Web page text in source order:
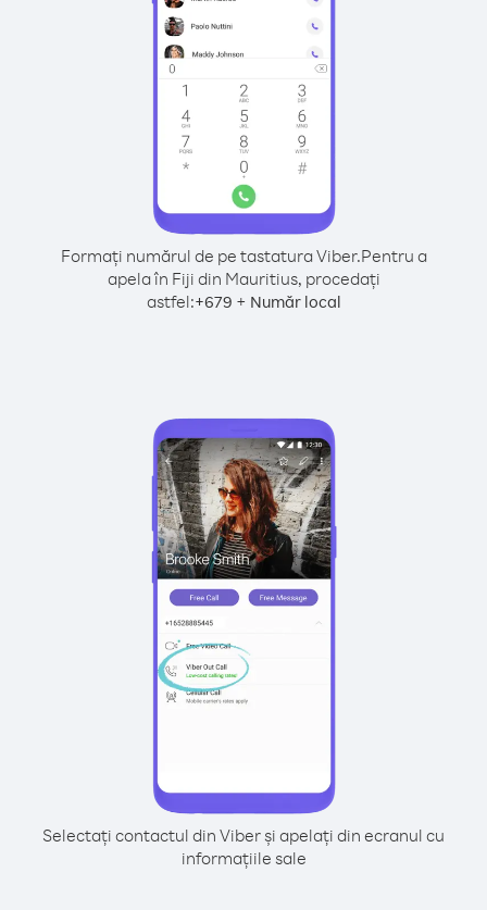
Formați numărul de pe tastatura Viber.Pentru a
apela în Fiji din Mauritius, procedați
astfel:+679 + Număr local
Selectați contactul din Viber și apelați din ecranul cu
informațiile sale